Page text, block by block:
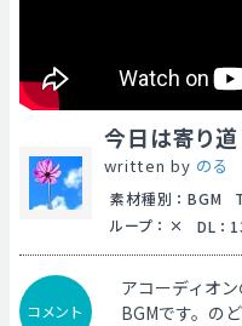
今日は寄り道
written by のる
素材種別 ： BGM
ループ ： DL ：
コメント
アコーディオ
BGMです。の